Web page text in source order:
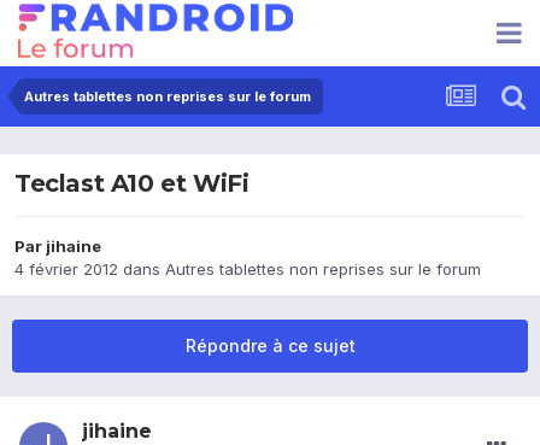
Autres tablettes non reprises sur le forum
Teclast A10 et WiFi
Par jihaine
4 février 2012 dans Autres tablettes non reprises sur le forum
Répondre à ce sujet
jihaine